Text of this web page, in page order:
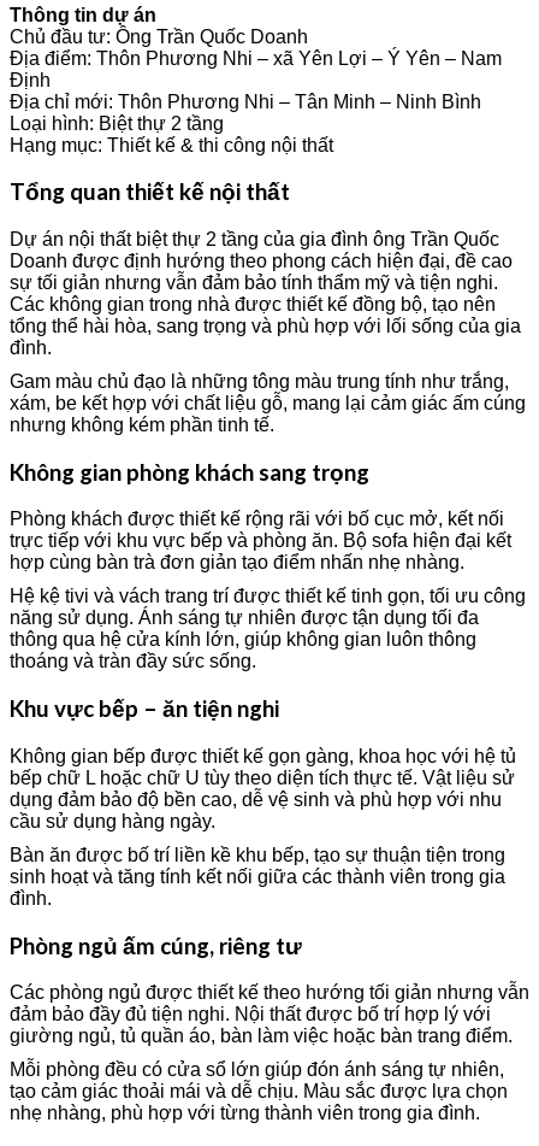
Thông tin dự án
Chủ đầu tư: Ông Trần Quốc Doanh
Địa điểm: Thôn Phương Nhi – xã Yên Lợi – Ý Yên – Nam
Định
Địa chỉ mới: Thôn Phương Nhi – Tân Minh – Ninh Bình
Loại hình: Biệt thự 2 tầng
Hạng mục: Thiết kế & thi công nội thất
Tổng quan thiết kế nội thất
Dự án nội thất biệt thự 2 tầng của gia đình ông Trần Quốc
Doanh được định hướng theo phong cách hiện đại, đề cao
sự tối giản nhưng vẫn đảm bảo tính thẩm mỹ và tiện nghi.
Các không gian trong nhà được thiết kế đồng bộ, tạo nên
tổng thể hài hòa, sang trọng và phù hợp với lối sống của gia
đình.
Gam màu chủ đạo là những tông màu trung tính như trắng,
xám, be kết hợp với chất liệu gỗ, mang lại cảm giác ấm cúng
nhưng không kém phần tinh tế.
Không gian phòng khách sang trọng
Phòng khách được thiết kế rộng rãi với bố cục mở, kết nối
trực tiếp với khu vực bếp và phòng ăn. Bộ sofa hiện đại kết
hợp cùng bàn trà đơn giản tạo điểm nhấn nhẹ nhàng.
Hệ kệ tivi và vách trang trí được thiết kế tinh gọn, tối ưu công
năng sử dụng. Ánh sáng tự nhiên được tận dụng tối đa
thông qua hệ cửa kính lớn, giúp không gian luôn thông
thoáng và tràn đầy sức sống.
Khu vực bếp – ăn tiện nghi
Không gian bếp được thiết kế gọn gàng, khoa học với hệ tủ
bếp chữ L hoặc chữ U tùy theo diện tích thực tế. Vật liệu sử
dụng đảm bảo độ bền cao, dễ vệ sinh và phù hợp với nhu
cầu sử dụng hàng ngày.
Bàn ăn được bố trí liền kề khu bếp, tạo sự thuận tiện trong
sinh hoạt và tăng tính kết nối giữa các thành viên trong gia
đình.
Phòng ngủ ấm cúng, riêng tư
Các phòng ngủ được thiết kế theo hướng tối giản nhưng vẫn
đảm bảo đầy đủ tiện nghi. Nội thất được bố trí hợp lý với
giường ngủ, tủ quần áo, bàn làm việc hoặc bàn trang điểm.
Mỗi phòng đều có cửa sổ lớn giúp đón ánh sáng tự nhiên,
tạo cảm giác thoải mái và dễ chịu. Màu sắc được lựa chọn
nhẹ nhàng, phù hợp với từng thành viên trong gia đình.